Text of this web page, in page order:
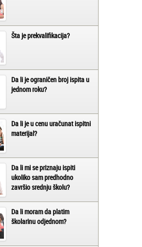
Šta je prekvalifikacija?
Da li je ograničen broj ispita u
jednom roku?
Da li je u cenu uračunat ispitni
materijal?
Da li mi se priznaju ispiti
ukoliko sam predhodno
završio srednju školu?
Da li moram da platim
školarinu odjednom?